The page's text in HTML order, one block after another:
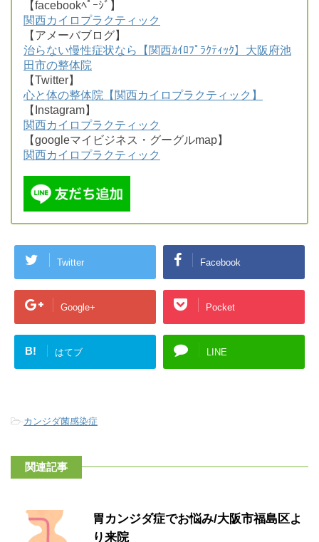
【facebookﾍﾟｰｼﾞ】
関西カイロプラクティック
【アメーバブログ】
治らない慢性症状なら【関西ｶｲﾛﾌﾟﾗｸﾃｨｯｸ】大阪府池
田市の整体院
【Twitter】
心と体の整体院【関西カイロプラクティック】
【Instagram】
関西カイロプラクティック
【googleマイビジネス・グーグルmap】
関西カイロプラクティック
Twitter Facebook
Google+ Pocket
B! はてブ LINE
-カンジダ菌感染症
関連記事
胃カンジダ症でお悩み/大阪市福島区よ
り来院